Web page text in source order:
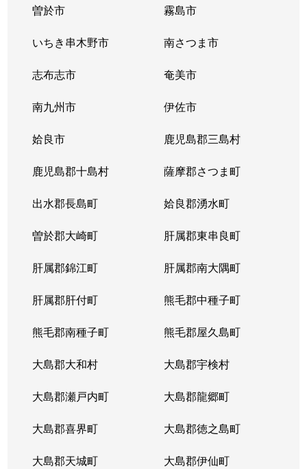
曽於市 霧島市
いちき串木野市 南さつま市
志布志市 奄美市
南九州市 伊佐市
姶良市 鹿児島郡三島村
鹿児島郡十島村 薩摩郡さつま町
出水郡長島町 姶良郡湧水町
曽於郡大崎町 肝属郡東串良町
肝属郡錦江町 肝属郡南大隅町
肝属郡肝付町 熊毛郡中種子町
熊毛郡南種子町 熊毛郡屋久島町
大島郡大和村 大島郡宇検村
大島郡瀬戸内町 大島郡龍郷町
大島郡喜界町 大島郡徳之島町
大島郡天城町 大島郡伊仙町